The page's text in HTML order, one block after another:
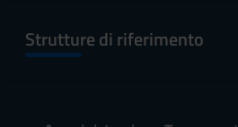
Strutture di riferimento